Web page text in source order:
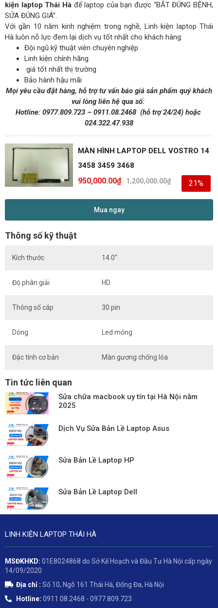
kiện laptop Thái Hàđể laptop của bạn được “BẮT ĐÚNG BỆNH,
SỬA ĐÚNG GIÁ”.
Với gần 10 năm kinh nghiệm trong nghề, Linh kiện laptop Thái
Hà luôn nỗ lực đem lại dịch vụ tốt nhất cho khách hàng:
Đội ngũ kỹ thuật viên chuyên nghiệp
Linh kiện chính hãng
giá tốt nhất thị trường
Bảo hành hậu mãi
Mọi yêu cầu đặt hàng, hỗ trợ tư vấn báo giá sản phẩm quý khách
vui lòng liên hệ qua số:
Hotline: 0977.809.723– 0911.08.2468 (hỗ trợ 24/24)hoặc
024.322.47.938
MÀN HÌNH LAPTOP DELL VOSTRO 14
3458 3459 3468
1,200,000.00₫
950,000.00₫ 21%
Mua ngay
Thông số kỹ thuật
Kích thước 14.0″
Độ phân giải HD
Thông số cáp 30 pin
Dòng Led mỏng
Đặc tính cơ bản Màn gương chống lóa
Tin tức liên quan
Sửa chữa macbook uy tín tại Hà Nội năm
2025
Dịch Vụ Sửa Bản Lề Laptop Asus
Sửa Bản Lề Laptop HP
Sửa Bản Lề Laptop Dell
LINH KIỆN LAPTOP THÁI HÀ
MSĐKHKD: 01E8024868 do Sở Kế Hoạch và Đầu Tư Hà Nội cấp ngày
14/09/2020
Địa chỉ : Số 10, Ngõ 161 Thái Hà, Đống Đa, Hà Nội
Hotline: 0911.08.2468 - 0977.809.723